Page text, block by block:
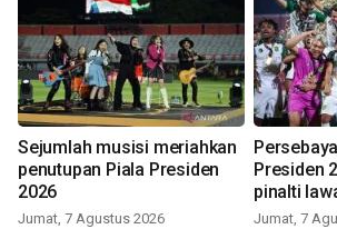
Sejumlah musisi meriahkan
penutupan Piala Presiden
2026
Jumat, 7 Agustus 2026
Presiden
pinalti
Jumat, 7